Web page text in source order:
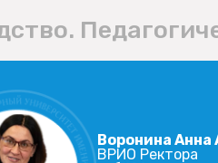
Воронина Анна
ВРИО Ректора